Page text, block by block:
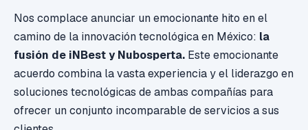
Nos complace anunciar un emocionante hito en el
camino de la innovación tecnológica en México: la
fusión de iNBest y Nubosperta. Este emocionante
acuerdo combina la vasta experiencia y el liderazgo en
soluciones tecnológicas de ambas compañías para
ofrecer un conjunto incomparable de servicios a sus